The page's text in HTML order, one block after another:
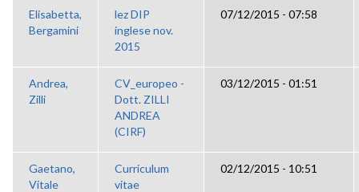
Elisabetta,
Bergamini
lez DIP
inglese nov.
2015
07/12/2015 - 07:58
Andrea,
Zilli
CV_europeo -
Dott. ZILLI
ANDREA
(CIRF)
03/12/2015 - 01:51
Gaetano,
Vitale
Curriculum
vitae
02/12/2015 - 10:51